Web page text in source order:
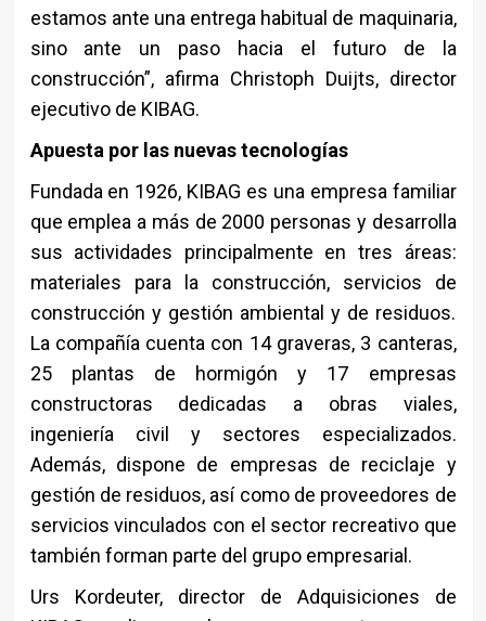
estamos ante una entrega habitual de maquinaria,
sino ante un paso hacia el futuro de la
construcción”, afirma Christoph Duijts, director
ejecutivo de KIBAG.
Apuesta por las nuevas tecnologías
Fundada en 1926, KIBAG es una empresa familiar
que emplea a más de 2000 personas y desarrolla
sus actividades principalmente en tres áreas:
materiales para la construcción, servicios de
construcción y gestión ambiental y de residuos.
La compañía cuenta con 14 graveras, 3 canteras,
25 plantas de hormigón y 17 empresas
constructoras dedicadas a obras viales,
ingeniería civil y sectores especializados.
Además, dispone de empresas de reciclaje y
gestión de residuos, así como de proveedores de
servicios vinculados con el sector recreativo que
también forman parte del grupo empresarial.
Urs Kordeuter, director de Adquisiciones de